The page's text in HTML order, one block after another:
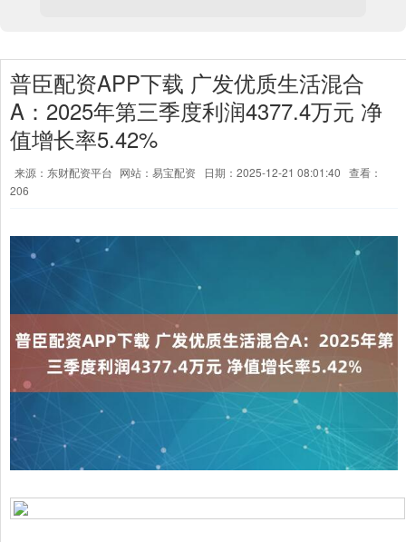
普臣配资APP下载 广发优质生活混合
A：2025年第三季度利润4377.4万元 净
值增长率5.42%
来源：东财配资平台 网站：易宝配资 日期：2025-12-21 08:01:40 查看：
206